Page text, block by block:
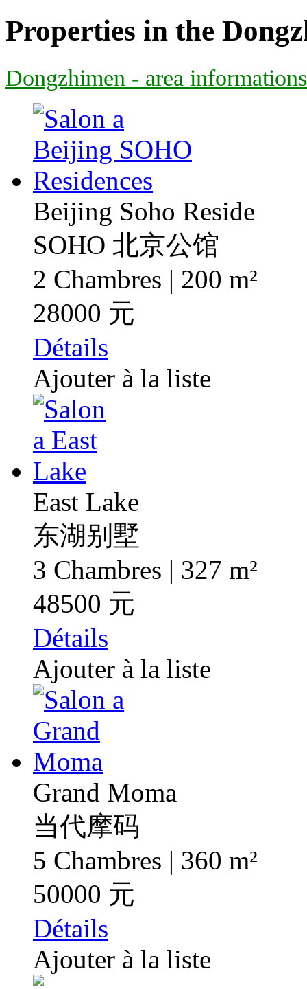
Properties in the
Dongzhimen - area informations
Beijing Soho Reside
SOHO 北京公馆
2 Chambres | 200 m²
28000 元
Détails
Ajouter à la liste
East Lake
东湖别墅
3 Chambres | 327 m²
48500 元
Détails
Ajouter à la liste
Grand Moma
当代摩码
5 Chambres | 360 m²
50000 元
Détails
Ajouter à la liste